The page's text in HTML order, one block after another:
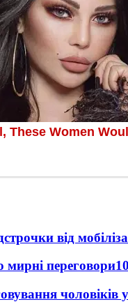
від
мирні переговори
чоловіків